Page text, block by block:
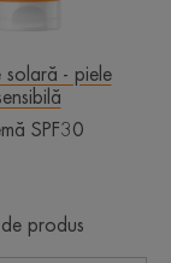
solară - piele
SPF30
produs